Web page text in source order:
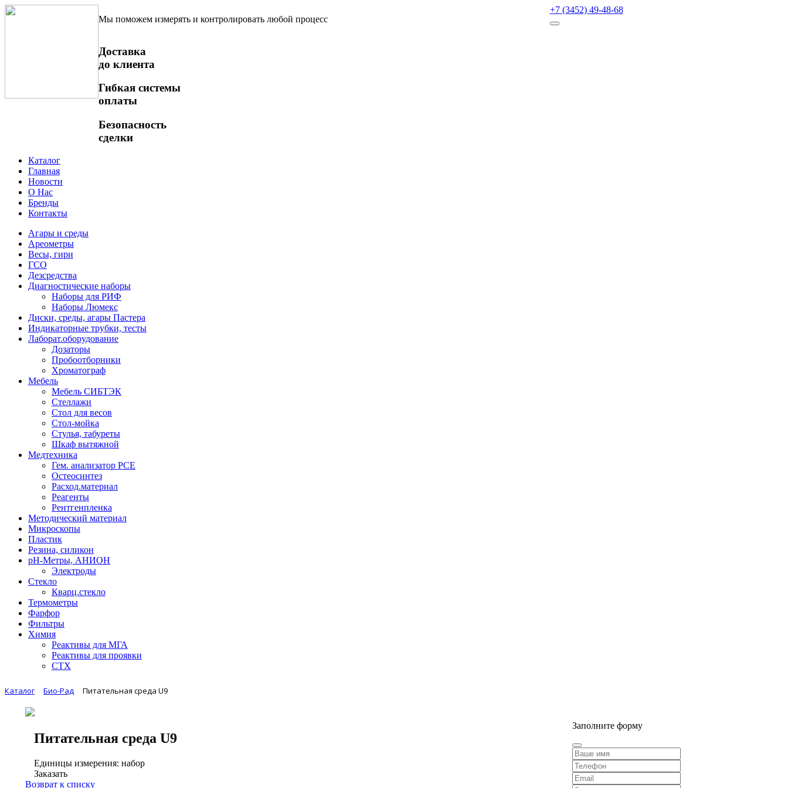
Мы поможем измерять и контролировать любой процесс
+7 (3452) 49-48-68
Доставка
до клиента
Гибкая системы
оплаты
Безопасность
сделки
Каталог
Главная
Новости
О Нас
Бренды
Контакты
Агары и среды
Ареометры
Весы, гири
ГСО
Дезсредства
Диагностические наборы
Наборы для РИФ
Наборы Люмекс
Диски, среды, агары Пастера
Индикаторные трубки, тесты
Лаборат.оборудование
Дозаторы
Пробоотборники
Хроматограф
Мебель
Мебель СИБТЭК
Стеллажи
Стол для весов
Стол-мойка
Стулья, табуреты
Шкаф вытяжной
Медтехника
Гем. анализатор РСЕ
Остеосинтез
Расход.материал
Реагенты
Рентгенпленка
Методический материал
Микроскопы
Пластик
Резина, силикон
рН-Метры, АНИОН
Электроды
Стекло
Кварц.стекло
Термометры
Фарфор
Фильтры
Химия
Реактивы для МГА
Реактивы для проявки
СТХ
Каталог Био-Рад Питательная среда U9
Питательная среда U9
Единицы измерения: набор
Заказать
Возврат к списку
Заполните форму